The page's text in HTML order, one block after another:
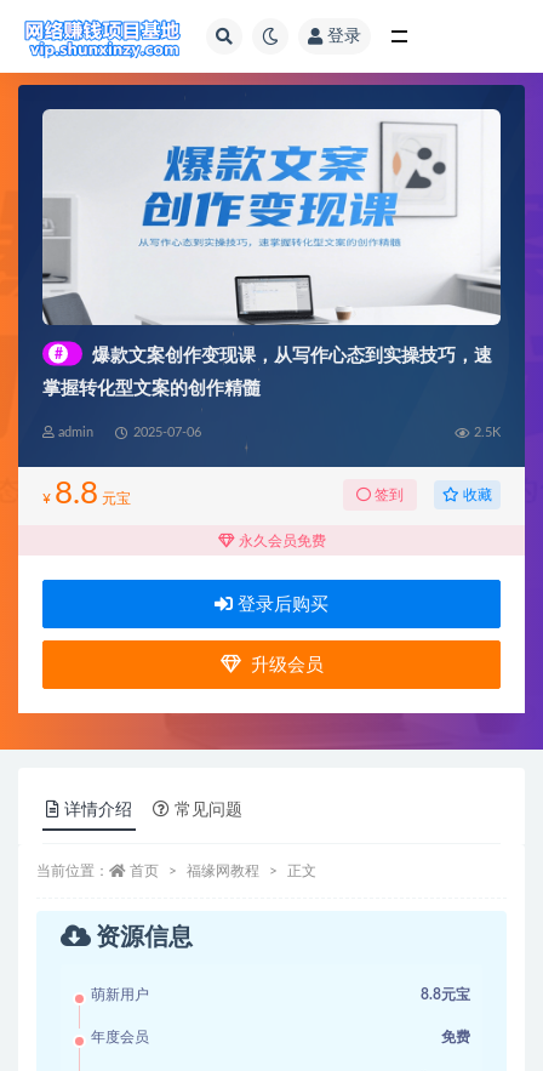
登录
#
爆款文案创作变现课，从写作心态到实操技巧，速
掌握转化型文案的创作精髓
admin 2025-07-06 2.5K
¥ 8.8 元宝 签到 收藏
永久会员免费
登录后购买
升级会员
详情介绍 常见问题
当前位置： 首页 福缘网教程 正文
资源信息
萌新用户 8.8元宝
年度会员 免费